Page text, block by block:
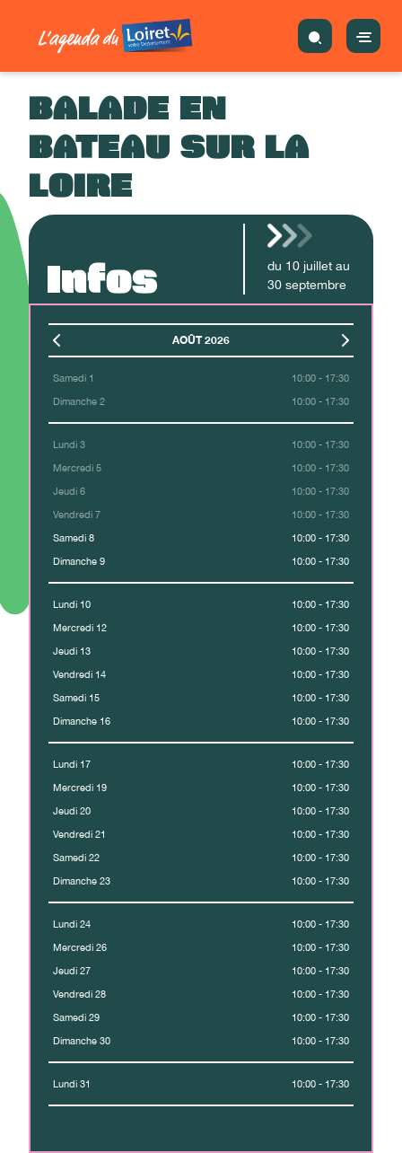
BALADE EN
BATEAU SUR LA
LOIRE
Infos du 10 juillet au
30 septembre
AOÛT 2026
Samedi 1 10:00 - 17:30
Dimanche 2 10:00 - 17:30
Lundi 3 10:00 - 17:30
Mercredi 5 10:00 - 17:30
Jeudi 6 10:00 - 17:30
Vendredi 7 10:00 - 17:30
Samedi 8 10:00 - 17:30
Dimanche 9 10:00 - 17:30
Lundi 10 10:00 - 17:30
Mercredi 12 10:00 - 17:30
Jeudi 13 10:00 - 17:30
Vendredi 14 10:00 - 17:30
Samedi 15 10:00 - 17:30
Dimanche 16 10:00 - 17:30
Lundi 17 10:00 - 17:30
Mercredi 19 10:00 - 17:30
Jeudi 20 10:00 - 17:30
Vendredi 21 10:00 - 17:30
Samedi 22 10:00 - 17:30
Dimanche 23 10:00 - 17:30
Lundi 24 10:00 - 17:30
Mercredi 26 10:00 - 17:30
Jeudi 27 10:00 - 17:30
Vendredi 28 10:00 - 17:30
Samedi 29 10:00 - 17:30
Dimanche 30 10:00 - 17:30
Lundi 31 10:00 - 17:30